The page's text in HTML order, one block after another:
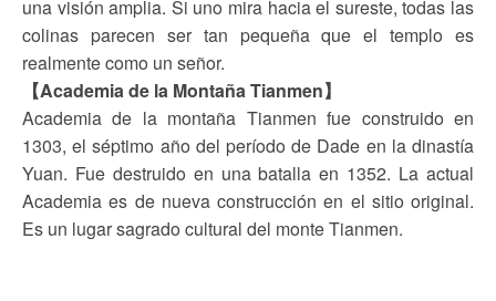
una visión amplia. Si uno mira hacia el sureste, todas las
colinas parecen ser tan pequeña que el templo es
realmente como un señor.
【Academia de la Montaña Tianmen】
Academia de la montaña Tianmen fue construido en
1303, el séptimo año del período de Dade en la dinastía
Yuan. Fue destruido en una batalla en 1352. La actual
Academia es de nueva construcción en el sitio original.
Es un lugar sagrado cultural del monte Tianmen.